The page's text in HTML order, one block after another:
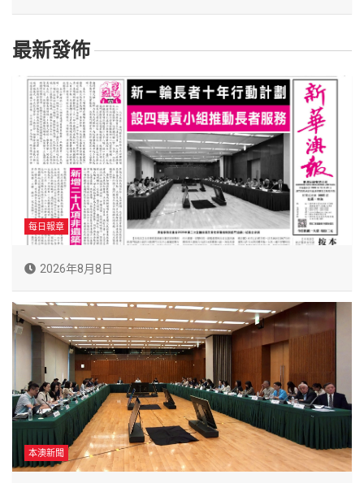
最新發佈
每日報章
2026年8月8日
本澳新聞